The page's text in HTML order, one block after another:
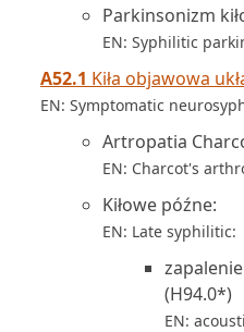
Parkinsonizm
EN: Syphilitic
A52.1 Kiła objawowa
EN: Symptomatic
Artropatia
EN: Charcot's
Kiłowe późne:
EN: Late syphilitic:
(H94.0*)
EN: